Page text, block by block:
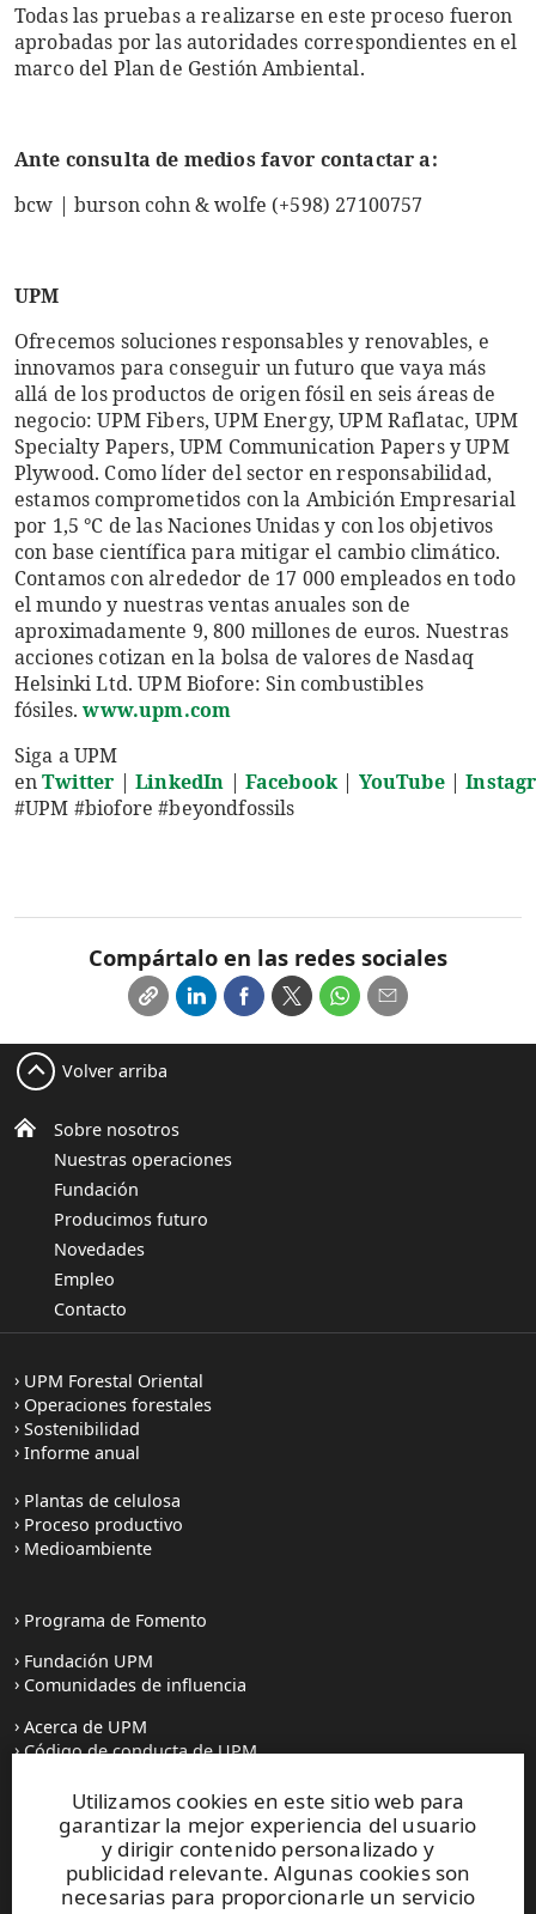
Todas las pruebas a realizarse en este proceso fueron
aprobadas por las autoridades correspondientes en el
marco del Plan de Gestión Ambiental.
Ante consulta de medios favor contactar a:
bcw | burson cohn & wolfe (+598) 27100757
UPM
Ofrecemos soluciones responsables y renovables, e
innovamos para conseguir un futuro que vaya más
allá de los productos de origen fósil en seis áreas de
negocio: UPM Fibers, UPM Energy, UPM Raflatac, UPM
Specialty Papers, UPM Communication Papers y UPM
Plywood. Como líder del sector en responsabilidad,
estamos comprometidos con la Ambición Empresarial
por 1,5 °C de las Naciones Unidas y con los objetivos
con base científica para mitigar el cambio climático.
Contamos con alrededor de 17 000 empleados en todo
el mundo y nuestras ventas anuales son de
aproximadamente 9, 800 millones de euros. Nuestras
acciones cotizan en la bolsa de valores de Nasdaq
Helsinki Ltd. UPM Biofore: Sin combustibles
fósiles.www.upm.com
Siga a UPM
enTwitter |LinkedIn | Facebook| YouTube|
#UPM #biofore #beyondfossils
Compártalo en las redes sociales
Utilizamos cookies en este sitio web para
garantizar la mejor experiencia del usuario
y dirigir contenido personalizado y
publicidad relevante. Algunas cookies son
necesarias para proporcionarle un servicio
Sobre nosotros
Nuestras operaciones
Fundación
Producimos futuro
Novedades
Empleo
Contacto
Volver arriba
UPM Forestal Oriental
Operaciones forestales
Sostenibilidad
Informe anual
Plantas de celulosa
Proceso productivo
Medioambiente
Programa de Fomento
Fundación UPM
Comunidades de influencia
Acerca de UPM
Código de conducta de UPM
Prensa
Todas las noticias
Contacto